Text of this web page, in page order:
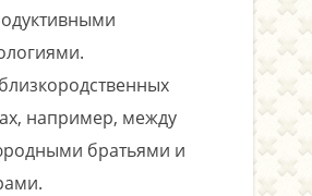
например, между
братьями и